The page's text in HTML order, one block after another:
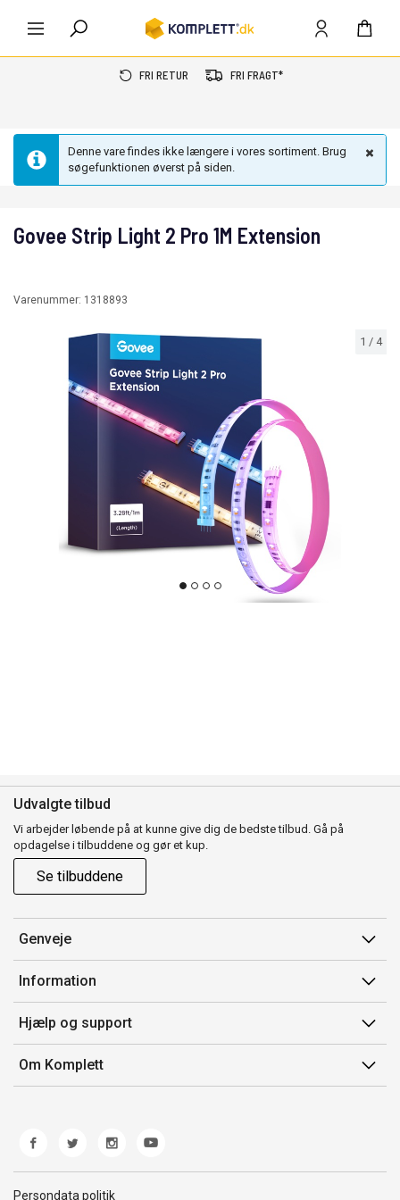
FRI RETUR FRI FRAGT*
Denne vare findes ikke længere i vores sortiment. Brug
søgefunktionen øverst på siden.
1 / 4
Govee Strip Light 2 Pro 1M Extension
Varenummer: 1318893
Udvalgte tilbud
Vi arbejder løbende på at kunne give dig de bedste tilbud. Gå på
opdagelse i tilbuddene og gør et kup.
Se tilbuddene
Genveje
Min side
Ordrehistorik
Gavekort
Information
Salgsbetingelser
Mærker/producent
Fortrydelsesret
Hjælp og support
Kontakt os
Kundeservice
Fejl/Mangler
Fragt og levering
Om Komplett
Persondata politik